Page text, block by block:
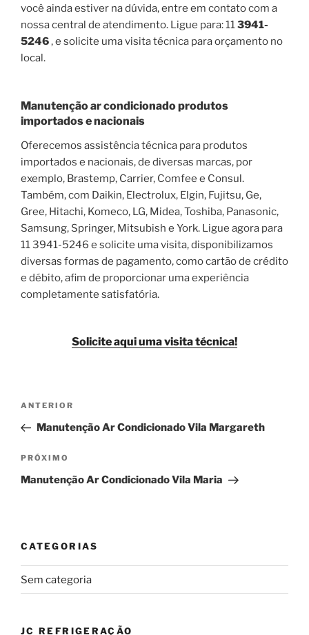
você ainda estiver na dúvida, entre em contato com a
nossa central de atendimento. Ligue para: 113941-
5246, e solicite uma visita técnica para orçamento no
local.
Manutenção ar condicionado produtos
importados e nacionais
Oferecemos assistência técnica para produtos
importados e nacionais, de diversas marcas, por
exemplo, Brastemp, Carrier, Comfee e Consul.
Também, com Daikin, Electrolux, Elgin, Fujitsu, Ge,
Gree, Hitachi, Komeco, LG, Midea, Toshiba, Panasonic,
Samsung, Springer, Mitsubish e York. Ligue agora para
11 3941-5246 e solicite uma visita, disponibilizamos
diversas formas de pagamento, como cartão de crédito
e débito, afim de proporcionar uma experiência
completamente satisfatória.
Solicite aqui uma visita técnica!
Navegação
Post
Post
anterior
ANTERIOR
Manutenção Ar Condicionado Vila Margareth
Próximo
post
PRÓXIMO
Manutenção Ar Condicionado Vila Maria
CATEGORIAS
Sem categoria
JC REFRIGERAÇÃO